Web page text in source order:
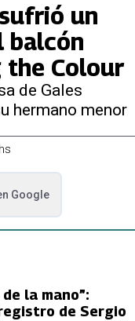
un
balcón
the Colour
de Gales
hermano menor
Google
la mano”:
de Sergio